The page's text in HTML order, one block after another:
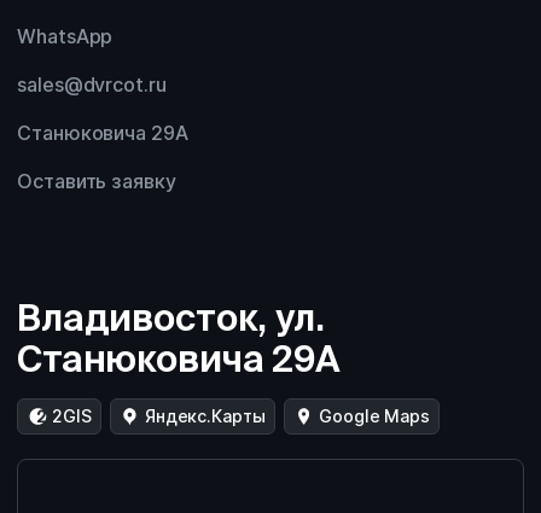
WhatsApp
sales@dvrcot.ru
Станюковича 29А
Оставить заявку
Владивосток, ул.
Станюковича 29А
2GIS Яндекс.Карты Google Maps